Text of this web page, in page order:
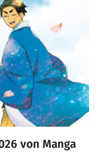
von Manga